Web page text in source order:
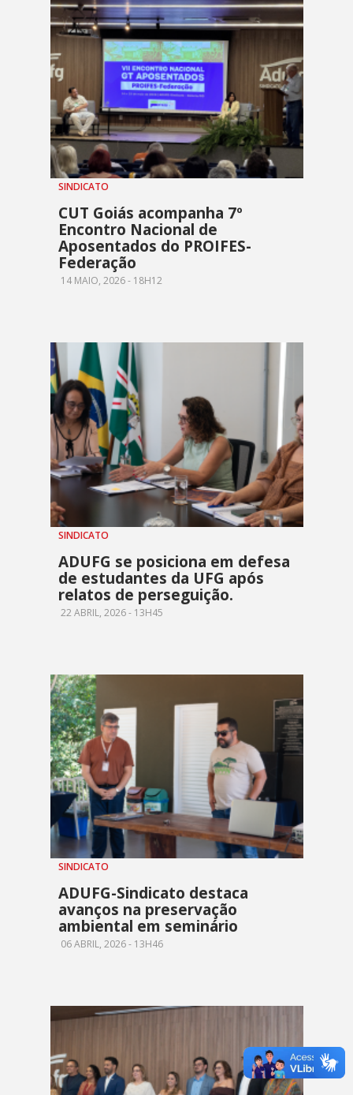
SINDICATO
CUT Goiás acompanha 7º
Encontro Nacional de
Aposentados do PROIFES-
Federação
14 MAIO, 2026 - 18H12
SINDICATO
ADUFG se posiciona em defesa
de estudantes da UFG após
relatos de perseguição.
22 ABRIL, 2026 - 13H45
SINDICATO
ADUFG-Sindicato destaca
avanços na preservação
ambiental em seminário
06 ABRIL, 2026 - 13H46